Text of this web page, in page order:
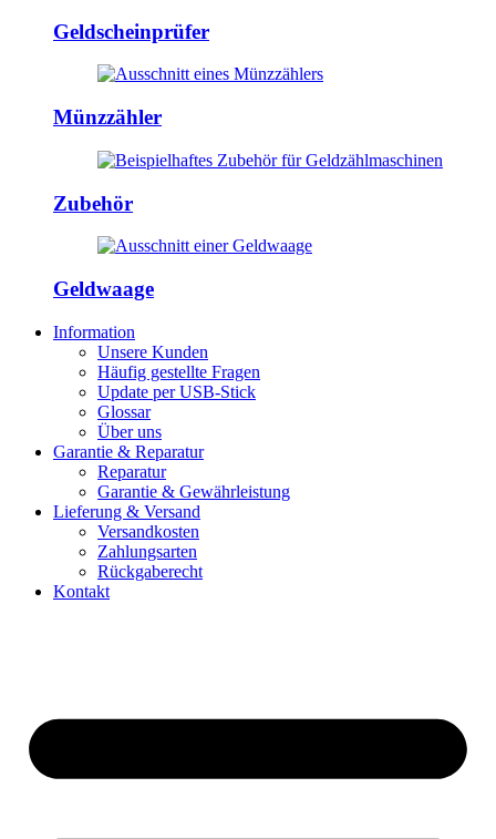
Geldscheinprüfer
Münzzähler
Zubehör
Geldwaage
Information
Unsere Kunden
Häufig gestellte Fragen
Update per USB-Stick
Glossar
Über uns
Garantie & Reparatur
Reparatur
Garantie & Gewährleistung
Lieferung & Versand
Versandkosten
Zahlungsarten
Rückgaberecht
Kontakt